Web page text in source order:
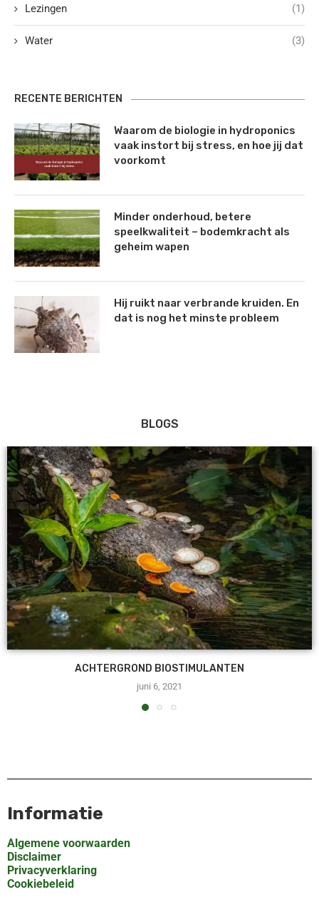
Lezingen (1)
Water (3)
RECENTE BERICHTEN
Waarom de biologie in hydroponics
vaak instort bij stress, en hoe jij dat
voorkomt
Minder onderhoud, betere
speelkwaliteit – bodemkracht als
geheim wapen
Hij ruikt naar verbrande kruiden. En
dat is nog het minste probleem
BLOGS
ACHTERGROND BIOSTIMULANTEN
juni 6, 2021
Informatie
Algemene voorwaarden
Disclaimer
Privacyverklaring
Cookiebeleid